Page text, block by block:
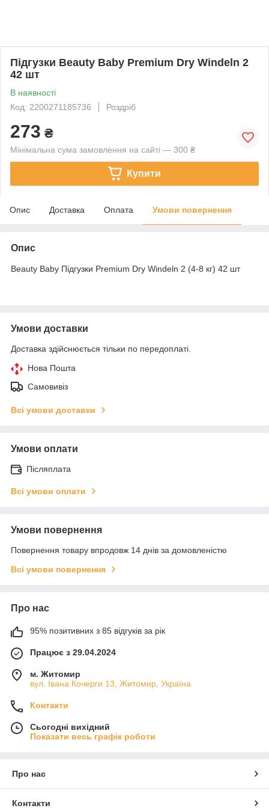
Підгузки Beauty Baby Premium Dry Windeln 2
42 шт
В наявності
Код: 2200271185736
Роздріб
273 ₴
Мінімальна сума замовлення на сайті — 300 ₴
Купити
Опис Доставка Оплата Умови повернення
Опис
Beauty Baby Підгузки Premium Dry Windeln 2 (4-8 кг) 42 шт
Умови доставки
Доставка здійснюється тільки по передоплаті.
Нова Пошта
Самовивіз
Всі умови доставки
Умови оплати
Післяплата
Всі умови оплати
Умови повернення
Повернення товару впродовж 14 днів за домовленістю
Всі умови повернення
Про нас
95% позитивних з 85 відгуків за рік
Працює з 29.04.2024
м. Житомир
вул. Івана Кочерги 13, Житомир, Україна
Контакти
Сьогодні вихідний
Показати весь графік роботи
Про нас
Контакти